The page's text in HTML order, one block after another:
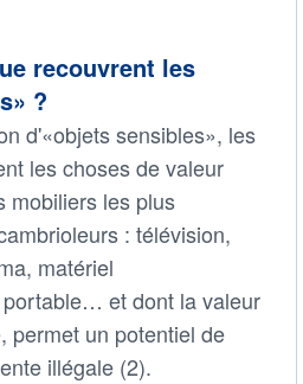
recouvrent les
?
d'«objets sensibles», les
les choses de valeur
mobiliers les plus
: télévision,
matériel
et dont la valeur
permet un potentiel de
illégale (2).